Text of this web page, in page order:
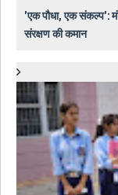
​'एक पौधा, एक संकल्प':
संरक्षण की कमान